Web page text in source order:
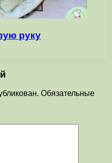
руку
Обязательные